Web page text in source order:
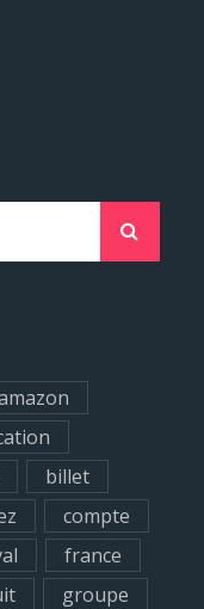
billet
compte
france
groupe